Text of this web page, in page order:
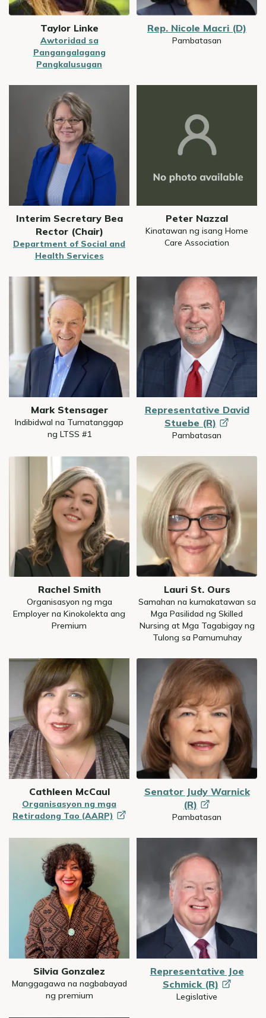
Taylor Linke
Awtoridad sa
Pangangalagang
Pangkalusugan
Rep. Nicole Macri (D)
Pambatasan
Interim Secretary Bea
Rector (Chair)
Department of Social and
Health Services
Peter Nazzal
Kinatawan ng isang Home
Care Association
Mark Stensager
Indibidwal na Tumatanggap
ng LTSS #1
Representative David
Stuebe (R)
Pambatasan
Rachel Smith
Organisasyon ng mga
Employer na Kinokolekta ang
Premium
Lauri St. Ours
Samahan na kumakatawan sa
Mga Pasilidad ng Skilled
Nursing at Mga Tagabigay ng
Tulong sa Pamumuhay
Image
Cathleen McCaul
Organisasyon ng mga
Retiradong Tao (AARP)
Senator Judy Warnick
(R)
Pambatasan
Silvia Gonzalez
Manggagawa na nagbabayad
ng premium
Representative Joe
Schmick (R)
Legislative